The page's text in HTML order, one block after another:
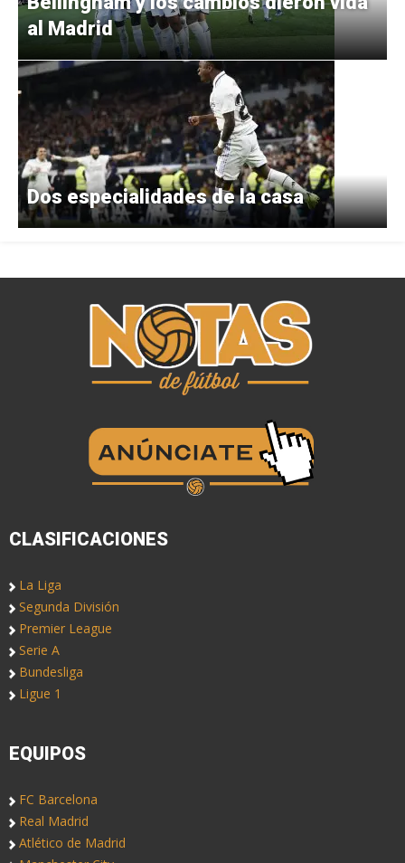
al Madrid
Dos especialidades de la casa
CLASIFICACIONES
La Liga
Segunda División
Premier League
Serie A
Bundesliga
Ligue 1
EQUIPOS
FC Barcelona
Real Madrid
Atlético de Madrid